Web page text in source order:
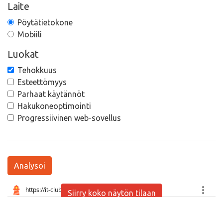
Laite
Pöytätietokone
Mobiili
Luokat
Tehokkuus
Esteettömyys
Parhaat käytännöt
Hakukoneoptimointi
Progressiivinen web-sovellus
Analysoi
Siirry koko näytön tilaan